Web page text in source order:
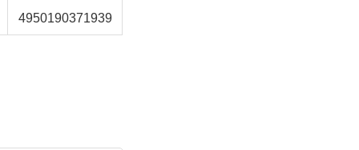
4950190371939